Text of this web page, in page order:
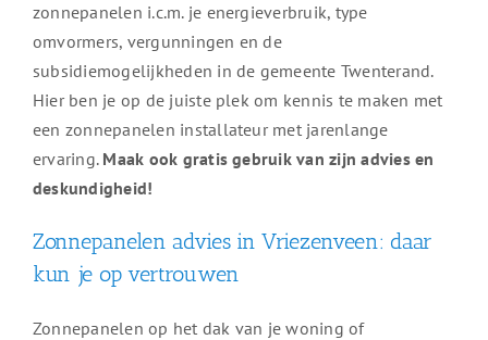
zonnepanelen i.c.m. je energieverbruik, type
omvormers, vergunningen en de
subsidiemogelijkheden in de gemeente Twenterand.
Hier ben je op de juiste plek om kennis te maken met
een zonnepanelen installateur met jarenlange
ervaring. Maak ook gratis gebruik van zijn advies en
deskundigheid!
Zonnepanelen advies in Vriezenveen: daar
kun je op vertrouwen
Zonnepanelen op het dak van je woning of